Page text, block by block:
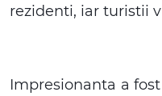
rezidenti, iar turistii
Impresionanta a